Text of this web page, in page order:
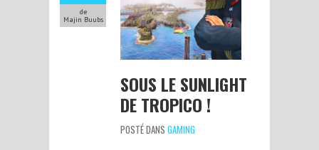
de
Majin Buubs
SOUS LE SUNLIGHT
DE TROPICO !
POSTÉ DANS GAMING